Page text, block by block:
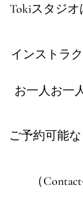
Tokiスタジ
インストラ
お一人お一
ご予約可能
（